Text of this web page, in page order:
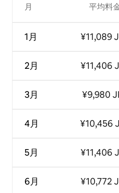
月
1月
2月
3月
4月
5月
6月
平均料
¥11,089
¥11,406
¥9,980
¥10,456
¥11,406
¥10,772